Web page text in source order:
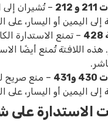
212
– تُشيران إلى
إلى اليمين أو اليسار، على
– تمنع الاستدارة
هذه اللافتة تُمنع أيضًا
– منع صريح
إلى اليمين أو اليسار، على
الاستدارة على